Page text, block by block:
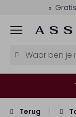
Menu
Terug